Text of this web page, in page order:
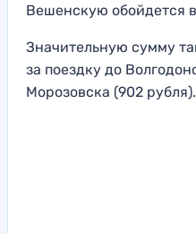
Вешенскую обойдется
Значительную сумму
за поездку до
Морозовска (902 рубля).